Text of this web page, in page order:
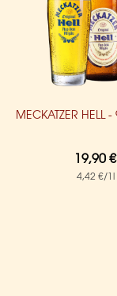
19,90 €
4,42 €/1l